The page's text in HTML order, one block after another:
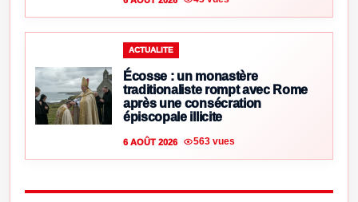
ACTUALITE
Écosse : un monastère
traditionaliste rompt avec Rome
après une consécration
épiscopale illicite
6 AOÛT 2026 563 vues